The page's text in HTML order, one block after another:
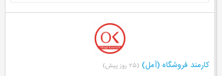
کارمند فروشگاه (آمل) (۲۵ روز پیش)